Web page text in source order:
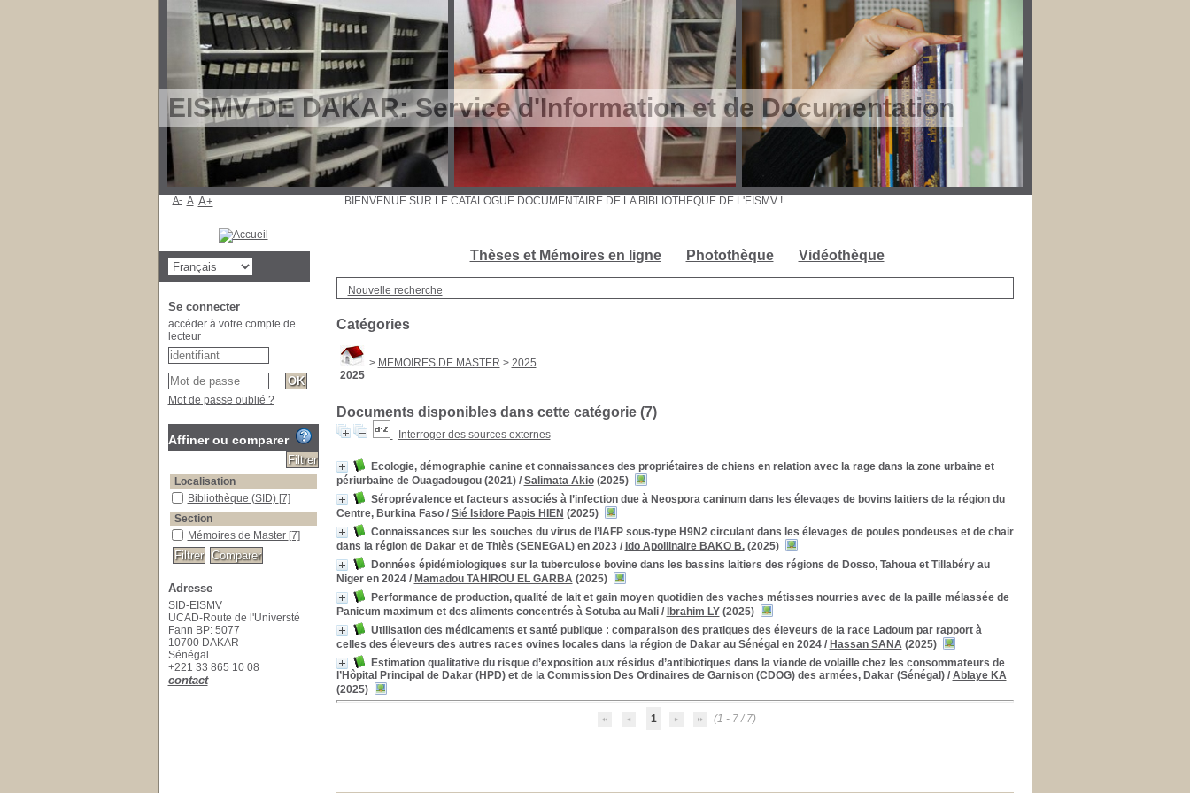
EISMV DE DAKAR: Service d'Information et de Documentation
Thèses et Mémoires en ligne Photothèque Vidéothèque
Nouvelle recherche
Catégories
> MEMOIRES DE MASTER > 2025
2025
Documents disponibles dans cette catégorie (7)
Interroger des sources externes
Ecologie, démographie canine et connaissances des propriétaires de chiens en relation avec la rage dans la zone urbaine et
périurbaine de Ouagadougou (2021)/ Salimata Akio(2025)
Séroprévalence et facteurs associés à l’infection due à Neospora caninum dans les élevages de bovins laitiers de la région du
Centre, Burkina Faso/ Sié Isidore Papis HIEN (2025)
Connaissances sur les souches du virus de l’IAFP sous-type H9N2 circulant dans les élevages de poules pondeuses et de chair
dans la région de Dakar et de Thiès (SENEGAL) en 2023/ Ido Apollinaire BAKO B.(2025)
Données épidémiologiques sur la tuberculose bovine dans les bassins laitiers des régions de Dosso, Tahoua et Tillabéry au
Niger en 2024/ Mamadou TAHIROU EL GARBA(2025)
Performance de production, qualité de lait et gain moyen quotidien des vaches métisses nourries avec de la paille mélassée de
Panicum maximum et des aliments concentrés à Sotuba au Mali/ Ibrahim LY(2025)
Utilisation des médicaments et santé publique : comparaison des pratiques des éleveurs de la race Ladoum par rapport à
celles des éleveurs des autres races ovines locales dans la région de Dakar au Sénégal en 2024/ Hassan SANA(2025)
Estimation qualitative du risque d’exposition aux résidus d’antibiotiques dans la viande de volaille chez les consommateurs de
l’Hôpital Principal de Dakar (HPD) et de la Commission Des Ordinaires de Garnison (CDOG) des armées, Dakar (Sénégal)/ Ablaye KA
(2025)
1 (1 - 7 / 7)
BIENVENUE SUR LE CATALOGUE DOCUMENTAIRE DE LA BIBLIOTHEQUE DE L'EISMV !
A- A A+
Se connecter
accéder à votre compte de
lecteur
Mot de passe oublié ?
Affiner ou comparer
Localisation
Bibliothèque (SID) [7]
Section
Mémoires de Master [7]
Adresse
SID-EISMV
UCAD-Route de l'Universté
Fann BP: 5077
10700 DAKAR
Sénégal
+221 33 865 10 08
contact